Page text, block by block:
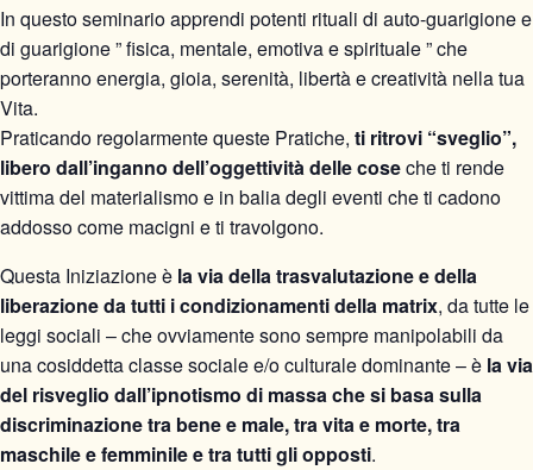
In questo seminario apprendi potenti rituali di auto-guarigione e
di guarigione ” fisica, mentale, emotiva e spirituale ” che
porteranno energia, gioia, serenità, libertà e creatività nella tua
Vita.
Praticando regolarmente queste Pratiche, ti ritrovi “sveglio”,
libero dall’inganno dell’oggettività delle coseche ti rende
vittima del materialismo e in balia degli eventi che ti cadono
addosso come macigni e ti travolgono.
Questa Iniziazione è la via della trasvalutazione e della
liberazione da tutti i condizionamenti della matrix, da tutte le
leggi sociali – che ovviamente sono sempre manipolabili da
una cosiddetta classe sociale e/o culturale dominante – è la via
del risveglio dall’ipnotismo di massa che si basa sulla
discriminazione tra bene e male, tra vita e morte, tra
maschile e femminile e tra tutti gli opposti.